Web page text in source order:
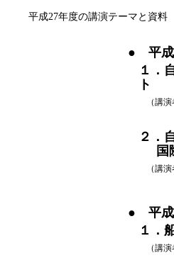
平成27年度の講演テーマと資料
● 平成
１．
ト
（講
２．
国
（講
● 平成
１．
（講